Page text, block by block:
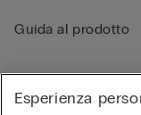
Guida al prodotto
Esperienza